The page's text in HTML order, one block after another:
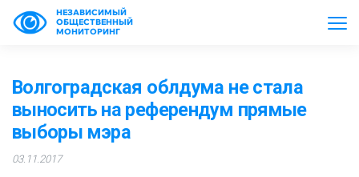
НЕЗАВИСИМЫЙ
ОБЩЕСТВЕННЫЙ
МОНИТОРИНГ
Волгоградская облдума не стала
выносить на референдум прямые
выборы мэра
03.11.2017